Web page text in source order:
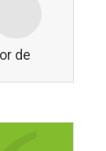
de